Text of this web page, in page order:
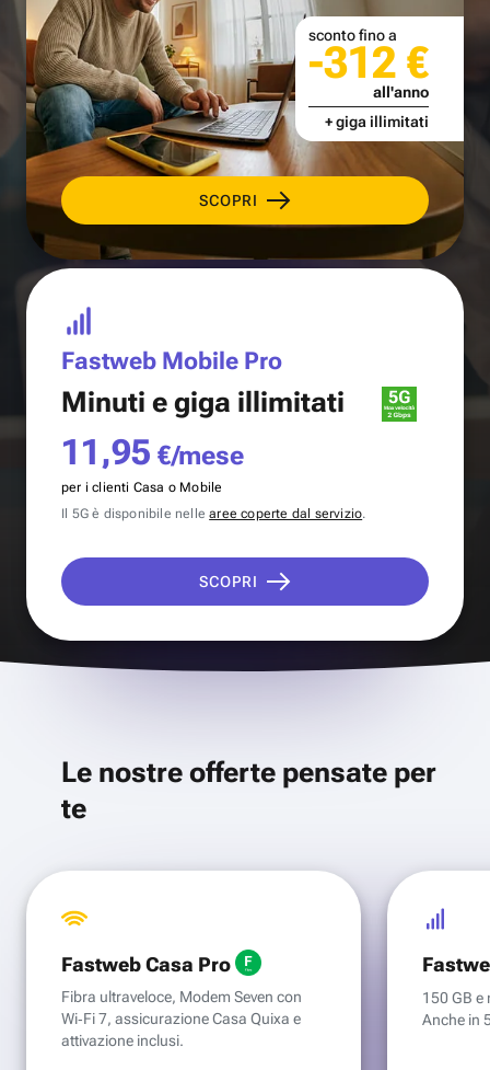
SCOPRI
sconto fino a
-312 €
all'anno
+ giga illimitati
Fastweb Mobile Pro
Minuti e giga illimitati
11,95 €/mese
per i clienti Casa o Mobile
Il 5G è disponibile nellearee coperte dal servizio.
SCOPRI
Le nostre offerte pensate per
te
Fastweb Casa Pro
Fibra ultraveloce, Modem Seven con
Wi‑Fi 7, assicurazione Casa Quixa e
attivazione inclusi.
150 GB e
Anche in